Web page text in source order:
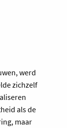
werd
zichzelf
als de
maar